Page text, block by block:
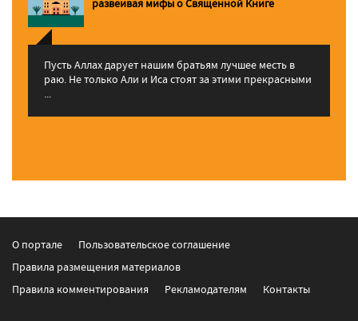
pазвеивая мифы о Священной Книге
Пусть Аллах дарует нашим братьям лучшее месть в
раю. Не только Али и Иса стоят за этими прекрасными
...
О портале
Пользовательское соглашение
Правила размещения материалов
Правила комментирования
Рекламодателям Контакты